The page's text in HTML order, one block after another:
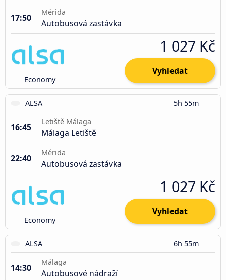
17:50
Mérida
Autobusová zastávka
Economy
1 027 Kč
Vyhledat
ALSA 5h 55m
16:45
Letiště Málaga
Málaga Letiště
22:40
Mérida
Autobusová zastávka
Economy
1 027 Kč
Vyhledat
ALSA 6h 55m
14:30
Málaga
Autobusové nádraží